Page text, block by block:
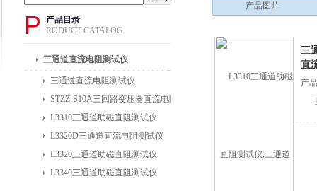
P
产品目录
RODUCT CATALOG
三通道直流电阻测试仪
三通道直流电阻测试仪
STZZ-S10A三回路变压器直流电阻测试仪
L3310三通道助磁直阻测试仪
L3320D三通道直流电阻测试仪
L3320三通道助磁直阻测试仪
L3340三通道助磁直阻测试仪
产品图片
三
直
产